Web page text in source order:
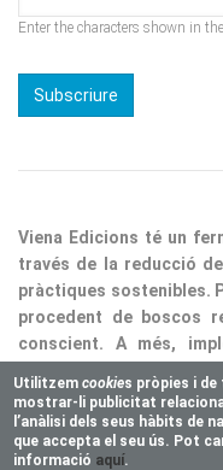
través de la reducció
pràctiques sostenibles.
procedent de boscos
conscient. A més,
residus i optimitzar
responsabilitat
Copyright © 2025
Utilitzemcookies pròpies i
mostrar-li publicitat
l’anàlisi dels seus hàbits de
que accepta el seu ús. Pot
informació aquí.